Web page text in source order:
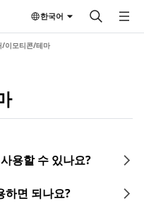
한국어
/이모티콘/테마
용할 수 있나요?
하면 되나요?